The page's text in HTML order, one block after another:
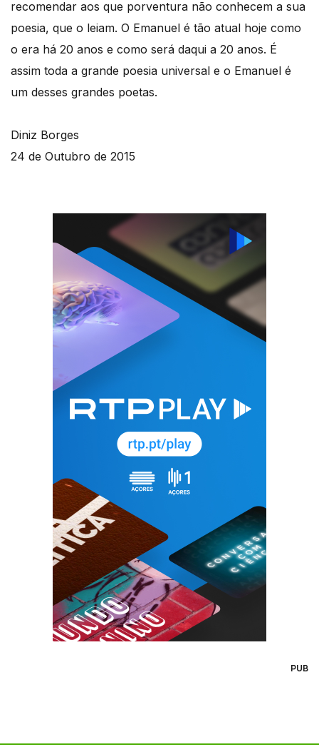
recomendar aos que porventura não conhecem a sua
poesia, que o leiam. O Emanuel é tão atual hoje como
o era há 20 anos e como será daqui a 20 anos. É
assim toda a grande poesia universal e o Emanuel é
um desses grandes poetas.
Diniz Borges
24 de Outubro de 2015
PUB